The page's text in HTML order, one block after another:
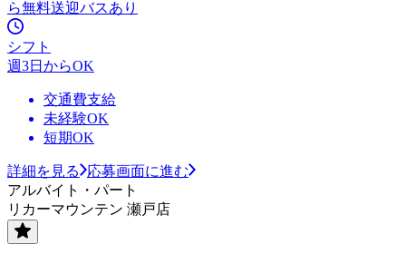
ら無料送迎バスあり
シフト
週3日からOK
交通費支給
未経験OK
短期OK
詳細を見る
応募画面に進む
アルバイト・パート
リカーマウンテン 瀬戸店